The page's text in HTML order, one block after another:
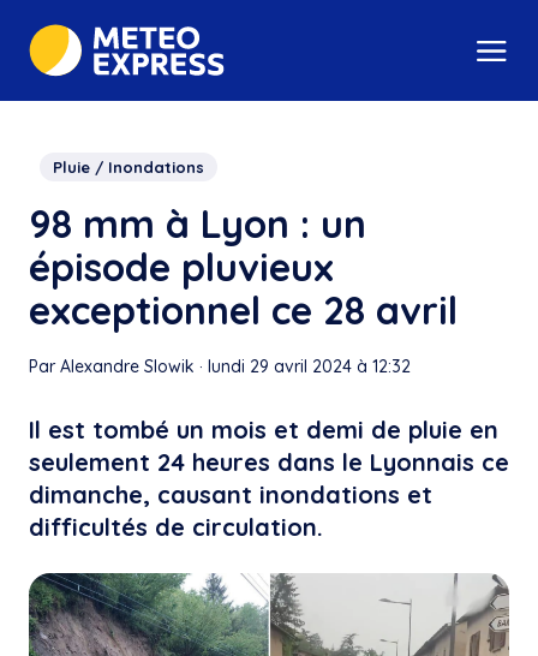
Pluie / Inondations
98 mm à Lyon : un
épisode pluvieux
exceptionnel ce 28 avril
Par Alexandre Slowik · lundi 29 avril 2024 à 12:32
Il est tombé un mois et demi de pluie en
seulement 24 heures dans le Lyonnais ce
dimanche, causant inondations et
difficultés de circulation.